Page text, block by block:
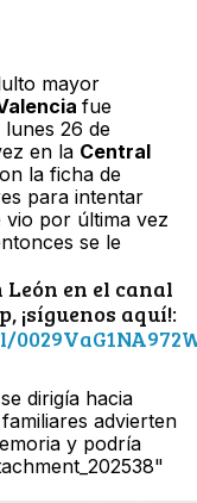
mayor
fue
26 de
en la Central
la ficha de
para intentar
por última vez
se le
León en el canal
¡síguenos aquí!:
dirigía hacia
advierten
y podría